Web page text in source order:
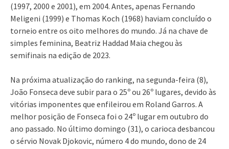
(1997, 2000 e 2001), em 2004. Antes, apenas Fernando
Meligeni (1999) e Thomas Koch (1968) haviam concluído o
torneio entre os oito melhores do mundo. Já na chave de
simples feminina, Beatriz Haddad Maia chegou às
semifinais na edição de 2023.
Na próxima atualização do ranking, na segunda-feira (8),
João Fonseca deve subir para o 25º ou 26º lugares, devido às
vitórias imponentes que enfileirou em Roland Garros. A
melhor posição de Fonseca foi o 24º lugar em outubro do
ano passado. No último domingo (31), o carioca desbancou
o sérvio Novak Djokovic, número 4 do mundo, dono de 24